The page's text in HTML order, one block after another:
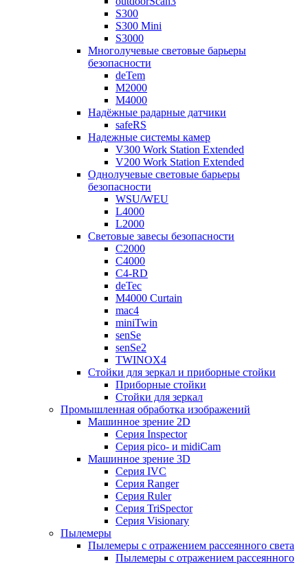
S300
S300 Mini
S3000
Многолучевые световые барьеры
безопасности
deTem
M2000
M4000
Надёжные радарные датчики
safeRS
Надежные системы камер
V300 Work Station Extended
V200 Work Station Extended
Однолучевые световые барьеры
безопасности
WSU/WEU
L4000
L2000
Световые завесы безопасности
C2000
C4000
C4-RD
deTec
M4000 Curtain
mac4
miniTwin
senSe
senSe2
TWINOX4
Стойки для зеркал и приборные стойки
Приборные стойки
Стойки для зеркал
Промышленная обработка изображений
Машинное зрение 2D
Серия Inspector
Серия pico- и midiCam
Машинное зрение 3D
Серия IVC
Серия Ranger
Серия Ruler
Серия TriSpector
Серия Visionary
Пылемеры
Пылемеры с отражением рассеянного света
Пылемеры с отражением рассеянного